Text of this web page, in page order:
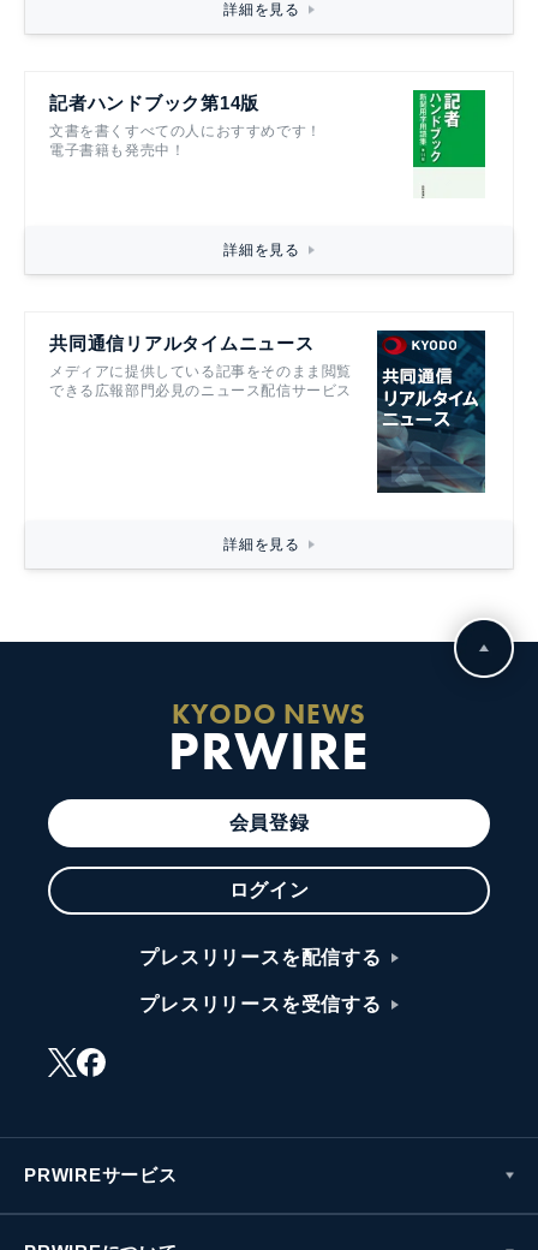
詳細を見る
記者ハンドブック第14版
文書を書くすべての人におすすめです！
電子書籍も発売中！
詳細を見る
共同通信リアルタイムニュース
メディアに提供している記事をそのまま閲覧
できる広報部門必見のニュース配信サービス
詳細を見る
KYODO NEWS
PRWIRE
会員登録
ログイン
プレスリリースを配信する
プレスリリースを受信する
PRWIREサービス